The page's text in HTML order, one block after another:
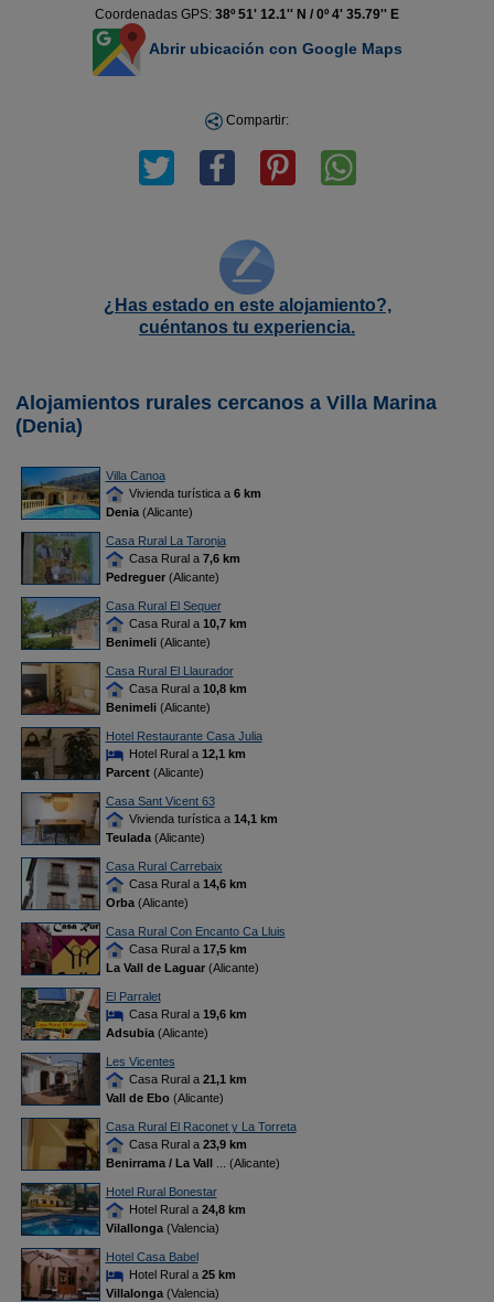
Coordenadas GPS: 38º 51' 12.1'' N / 0º 4' 35.79'' E
Abrir ubicación con Google Maps
Compartir:
¿Has estado en este alojamiento?,
cuéntanos tu experiencia.
Alojamientos rurales cercanos a Villa Marina
(Denia)
Villa Canoa
Vivienda turística a 6 km
Denia(Alicante)
Casa Rural La Taronja
Casa Rural a 7,6 km
Pedreguer(Alicante)
Casa Rural El Sequer
Casa Rural a 10,7 km
Benimeli(Alicante)
Casa Rural El Llaurador
Casa Rural a 10,8 km
Benimeli(Alicante)
Hotel Restaurante Casa Julia
Hotel Rural a 12,1 km
Parcent(Alicante)
Casa Sant Vicent 63
Vivienda turística a 14,1 km
Teulada(Alicante)
Casa Rural Carrebaix
Casa Rural a 14,6 km
Orba(Alicante)
Casa Rural Con Encanto Ca Lluis
Casa Rural a 17,5 km
La Vall de Laguar(Alicante)
El Parralet
Casa Rural a 19,6 km
Adsubia(Alicante)
Les Vicentes
Casa Rural a 21,1 km
Vall de Ebo(Alicante)
Casa Rural El Raconet y La Torreta
Casa Rural a 23,9 km
Benirrama / La Vall
... (Alicante)
Hotel Rural Bonestar
Hotel Rural a 24,8 km
Vilallonga(Valencia)
Hotel Casa Babel
Hotel Rural a 25 km
Villalonga(Valencia)